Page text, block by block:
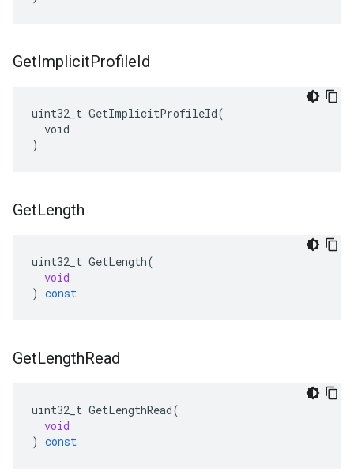
GetImplicitProfileId
uint32_t GetImplicitProfileId(
  void
)
GetLength
uint32_t GetLength(
void
) const
GetLengthRead
uint32_t GetLengthRead(
void
) const